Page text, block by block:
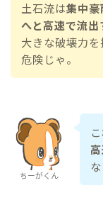
土石流は集中
へと高速で流出
大きな破壊力
危険じゃ。
ちーがくん